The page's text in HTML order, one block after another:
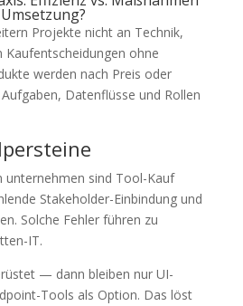
Projekte nicht an Technik,
Kaufentscheidungen ohne
werden nach Preis oder
Datenflüsse und Rollen
unternehmen sind Tool-Kauf
Stakeholder-Einbindung und
Solche Fehler führen zu
IT.
— dann bleiben nur UI-
Tools als Option. Das löst